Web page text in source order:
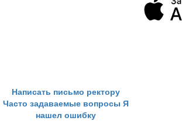
Написать письмо ректору
Часто задаваемые вопросы Я
нашел ошибку